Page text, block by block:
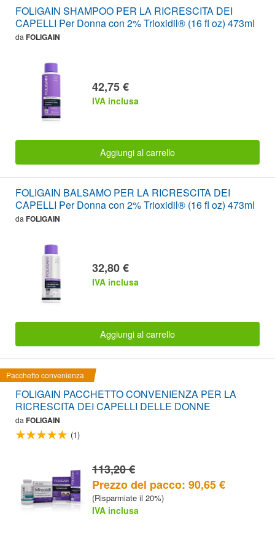
FOLIGAIN SHAMPOO PER LA RICRESCITA DEI
CAPELLI Per Donna con 2% Trioxidil® (16 fl oz) 473ml
da FOLIGAIN
42,75 €
IVA inclusa
Aggiungi al carrello
FOLIGAIN BALSAMO PER LA RICRESCITA DEI
CAPELLI Per Donna con 2% Trioxidil® (16 fl oz) 473ml
da FOLIGAIN
32,80 €
IVA inclusa
Aggiungi al carrello
Pacchetto convenienza
FOLIGAIN PACCHETTO CONVENIENZA PER LA
RICRESCITA DEI CAPELLI DELLE DONNE
da FOLIGAIN
(1)
113,20 €
Prezzo del pacco: 90,65 €
(Risparmiate il 20%)
IVA inclusa